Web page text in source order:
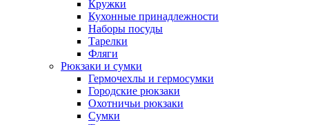
Кружки
Кухонные принадлежности
Наборы посуды
Тарелки
Фляги
Рюкзаки и сумки
Гермочехлы и гермосумки
Городские рюкзаки
Охотничьи рюкзаки
Сумки